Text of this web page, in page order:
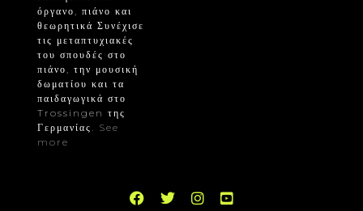
όργανο, πιάνο και
θεωρητικά Συνέχισε
τις μεταπτυχιακές
του σπουδές στο
πιάνο, την μουσική
δωματίου και τα
παιδαγωγικά στο
Trossingen της
Γερμανίας. See
more